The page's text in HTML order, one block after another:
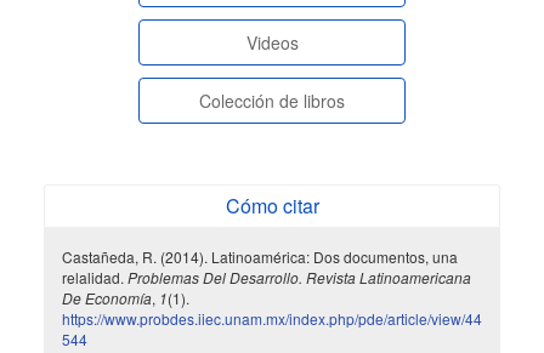
Videos
Colección de libros
Cómo citar
Castañeda, R. (2014). Latinoamérica: Dos documentos, una
relalidad. Problemas Del Desarrollo. Revista Latinoamericana
De Economía, 1(1).
https://www.probdes.iiec.unam.mx/index.php/pde/article/view/44
544